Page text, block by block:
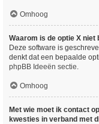
Omhoog
Waarom is de optie X niet
Deze software is
denkt dat een bepaalde
phpBB Ideeën sectie.
Omhoog
Met wie moet ik contact
kwesties in verband met